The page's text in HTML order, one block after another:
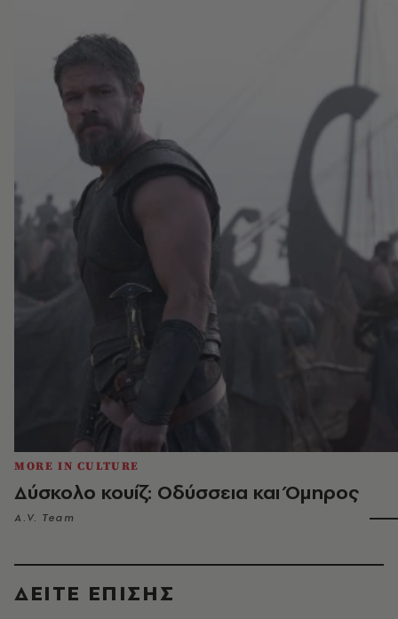
MORE IN CULTURE
Δύσκολο κουίζ: Οδύσσεια και Όμηρος
A.V. Team
ΔΕΙΤΕ ΕΠΙΣΗΣ